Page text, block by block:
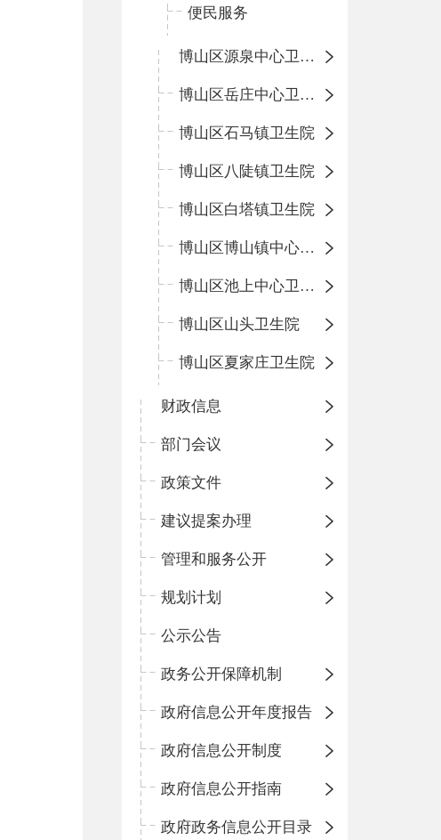
便民服务
博山区源泉中心卫生院（博山区第二人民医院）
博山区岳庄中心卫生院
博山区石马镇卫生院
博山区八陡镇卫生院
博山区白塔镇卫生院
博山区博山镇中心卫生院（南院区、北院区）
博山区池上中心卫生院
博山区山头卫生院
博山区夏家庄卫生院
财政信息
部门会议
政策文件
建议提案办理
管理和服务公开
规划计划
公示公告
政务公开保障机制
政府信息公开年度报告
政府信息公开制度
政府信息公开指南
政府政务信息公开目录